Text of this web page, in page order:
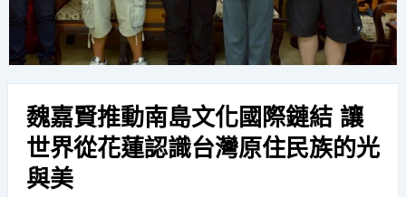
魏嘉賢推動南島文化國際鏈結 讓
世界從花蓮認識台灣原住民族的光
與美